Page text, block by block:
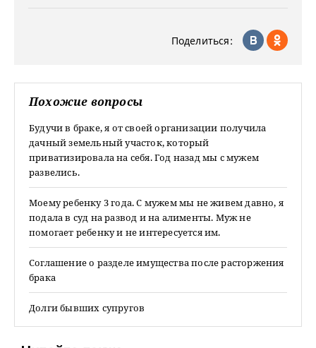
Поделиться:
Похожие вопросы
Будучи в браке, я от своей организации получила
дачный земельный участок, который
приватизировала на себя. Год назад мы с мужем
развелись.
Моему ребенку 3 года. С мужем мы не живем давно, я
подала в суд на развод и на алименты. Муж не
помогает ребенку и не интересуется им.
Соглашение о разделе имущества после расторжения
брака
Долги бывших супругов